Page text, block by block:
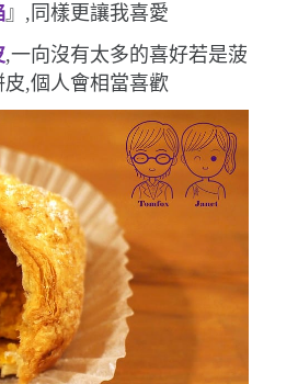
』,同樣更讓我喜愛
,一向沒有太多的喜好若是菠
,個人會相當喜歡